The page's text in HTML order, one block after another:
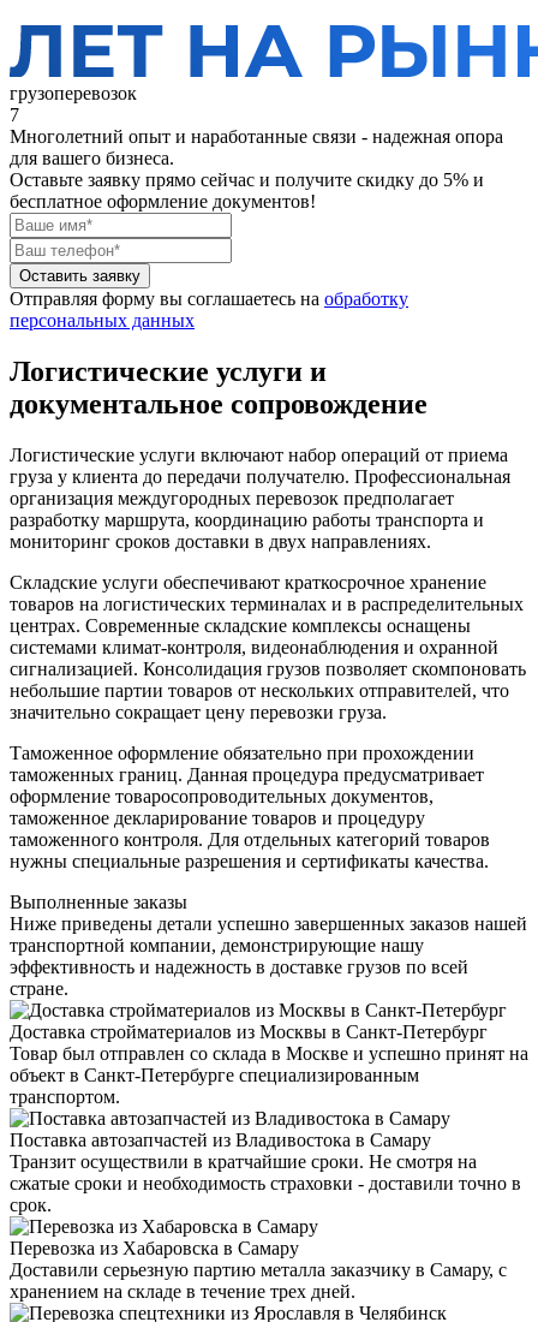
грузоперевозок
7
Многолетний опыт и наработанные связи - надежная опора
для вашего бизнеса.
Оставьте заявку прямо сейчас и получите скидку до 5% и
бесплатное оформление документов!
Оставить заявку
Отправляя форму вы соглашаетесь на обработку
персональных данных
Логистические услуги и
документальное сопровождение
Логистические услуги включают набор операций от приема
груза у клиента до передачи получателю. Профессиональная
организация междугородных перевозок предполагает
разработку маршрута, координацию работы транспорта и
мониторинг сроков доставки в двух направлениях.
Складские услуги обеспечивают краткосрочное хранение
товаров на логистических терминалах и в распределительных
центрах. Современные складские комплексы оснащены
системами климат-контроля, видеонаблюдения и охранной
сигнализацией. Консолидация грузов позволяет скомпоновать
небольшие партии товаров от нескольких отправителей, что
значительно сокращает цену перевозки груза.
Таможенное оформление обязательно при прохождении
таможенных границ. Данная процедура предусматривает
оформление товаросопроводительных документов,
таможенное декларирование товаров и процедуру
таможенного контроля. Для отдельных категорий товаров
нужны специальные разрешения и сертификаты качества.
Выполненные заказы
Ниже приведены детали успешно завершенных заказов нашей
транспортной компании, демонстрирующие нашу
эффективность и надежность в доставке грузов по всей
стране.
Доставка стройматериалов из Москвы в Санкт-Петербург
Товар был отправлен со склада в Москве и успешно принят на
объект в Санкт-Петербурге специализированным
транспортом.
Поставка автозапчастей из Владивостока в Самару
Транзит осуществили в кратчайшие сроки. Не смотря на
сжатые сроки и необходимость страховки - доставили точно в
срок.
Перевозка из Хабаровска в Самару
Доставили серьезную партию металла заказчику в Самару, с
хранением на складе в течение трех дней.